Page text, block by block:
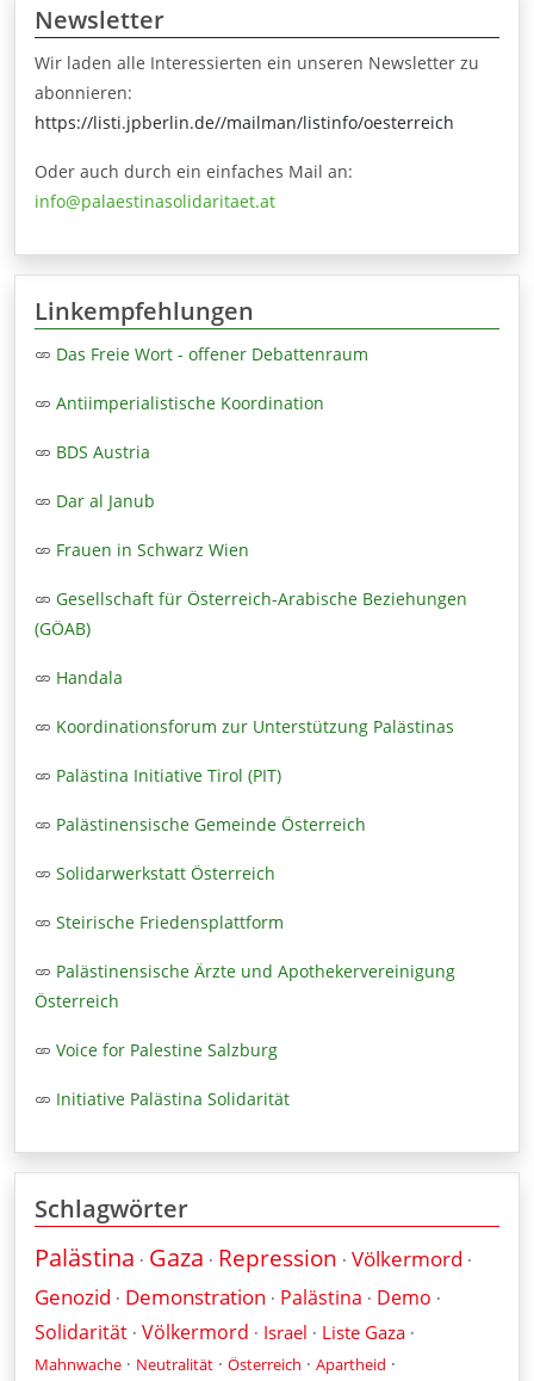
Newsletter
Wir laden alle Interessierten ein unseren Newsletter zu
abonnieren:
https://listi.jpberlin.de//mailman/listinfo/oesterreich
Oder auch durch ein einfaches Mail an:
info@palaestinasolidaritaet.at
Linkempfehlungen
Das Freie Wort - offener Debattenraum
Antiimperialistische Koordination
BDS Austria
Dar al Janub
Frauen in Schwarz Wien
Gesellschaft für Österreich-Arabische Beziehungen
(GÖAB)
Handala
Koordinationsforum zur Unterstützung Palästinas
Palästina Initiative Tirol (PIT)
Palästinensische Gemeinde Österreich
Solidarwerkstatt Österreich
Steirische Friedensplattform
Palästinensische Ärzte und Apothekervereinigung
Österreich
Voice for Palestine Salzburg
Initiative Palästina Solidarität
Schlagwörter
Palästina · Gaza · Repression · Völkermord ·
Genozid · Demonstration · Palästina · Demo ·
Solidarität · Völkermord · Israel · Liste Gaza ·
Mahnwache · Neutralität · Österreich · Apartheid ·